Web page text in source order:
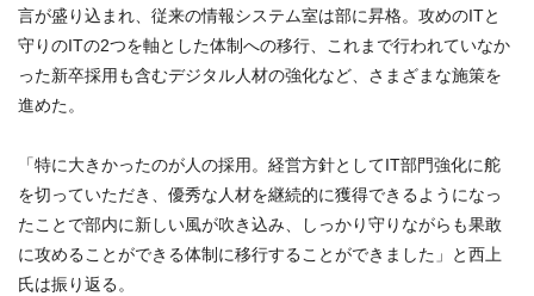
言が盛り込まれ、従来の情報システム室は部に昇格。攻めのITと
守りのITの2つを軸とした体制への移行、これまで行われていなか
った新卒採用も含むデジタル人材の強化など、さまざまな施策を
進めた。
「特に大きかったのが人の採用。経営方針としてIT部門強化に舵
を切っていただき、優秀な人材を継続的に獲得できるようになっ
たことで部内に新しい風が吹き込み、しっかり守りながらも果敢
に攻めることができる体制に移行することができました」と西上
氏は振り返る。